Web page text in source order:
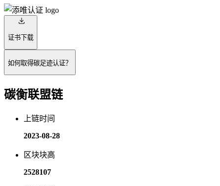
证书下载
如何取得碳足迹认证？
碳衡联盟链
上链时间
2023-08-28
区块块高
2528107